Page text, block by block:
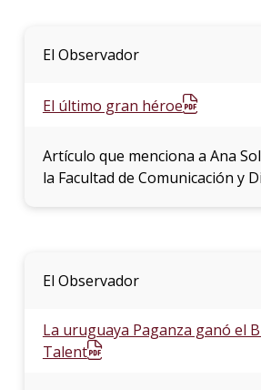
El Observador
El último gran héroe
Artículo que menciona a Ana
la Facultad de Comunicación y
El Observador
La uruguaya Paganza ganó el
Talent